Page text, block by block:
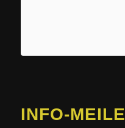
INFO-MEILE